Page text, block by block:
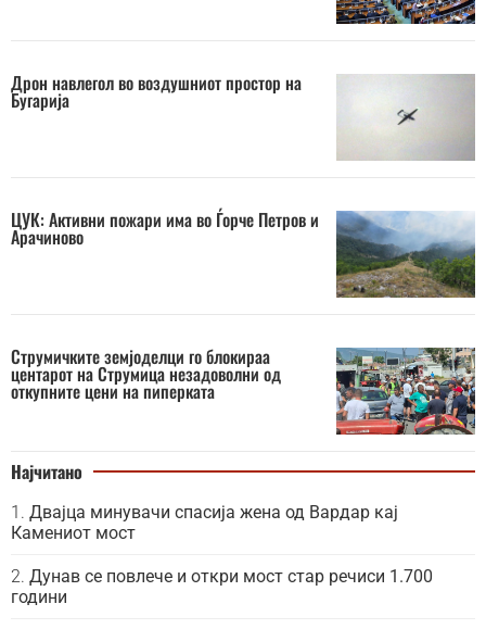
Дрон навлегол во воздушниот простор на
Бугарија
ЦУК: Активни пожари има во Ѓорче Петров и
Арачиново
Струмичките земјоделци го блокираа
центарот на Струмица незадоволни од
откупните цени на пиперката
Најчитано
Двајца минувачи спасија жена од Вардар кај
Камениот мост
Дунав се повлече и откри мост стар речиси 1.700
години